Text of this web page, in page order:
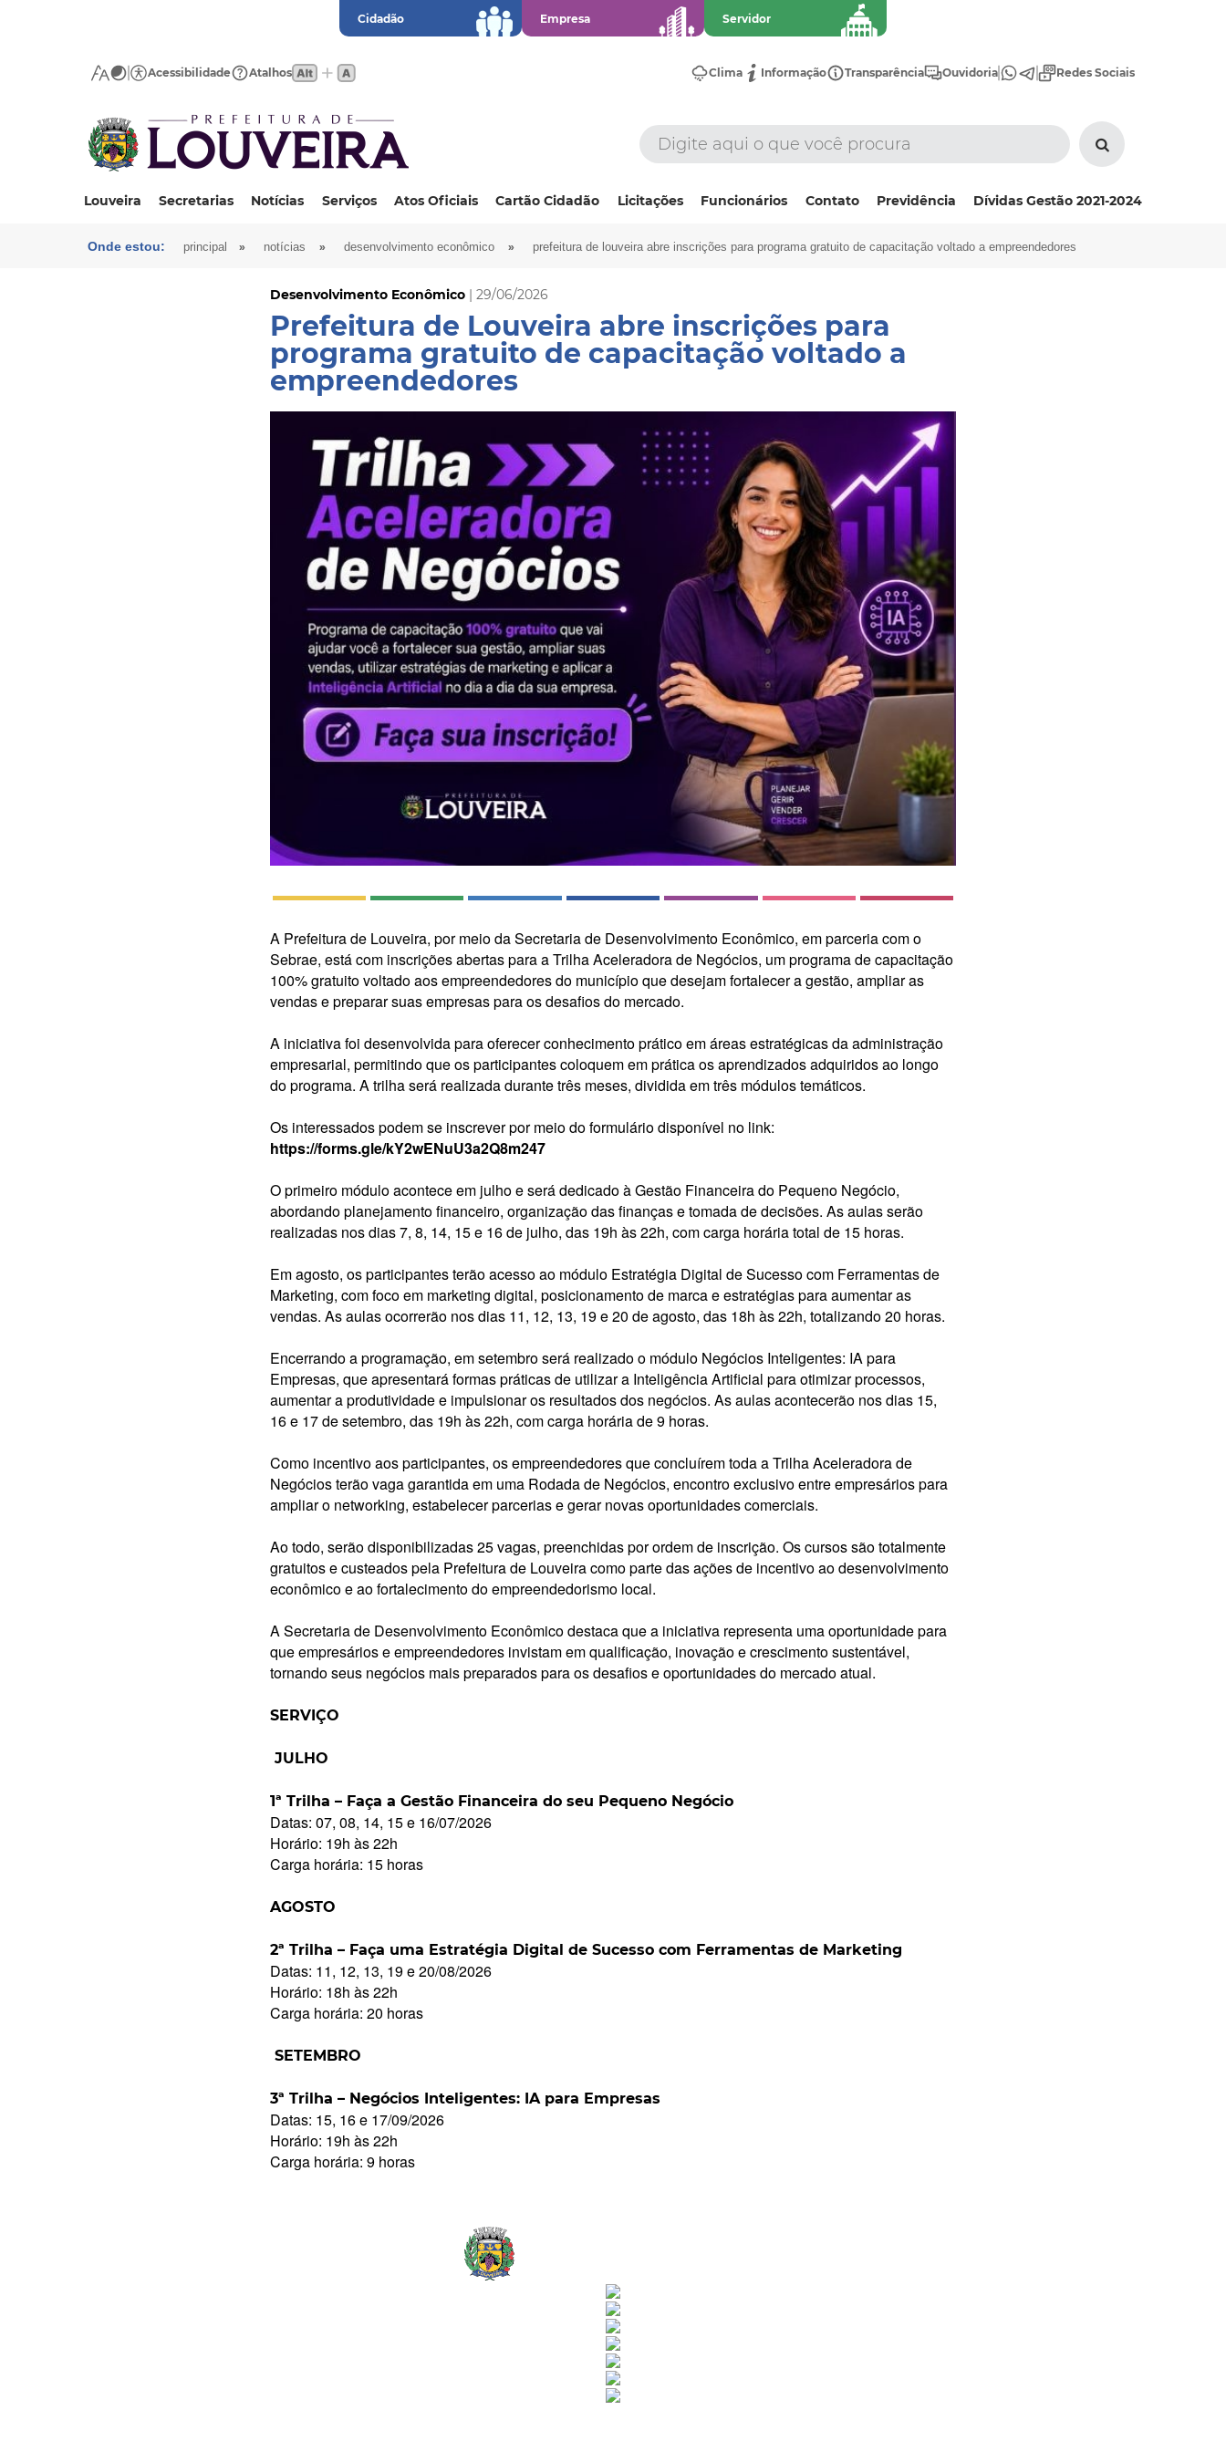
Cidadão Empresa Servidor
Acessibilidade Atalhos Clima Informação Transparência Ouvidoria Redes Sociais
Louveira Secretarias Notícias Serviços Atos Oficiais Cartão Cidadão Licitações Funcionários Contato Previdência Dívidas Gestão 2021-2024
Onde estou: principal » notícias » desenvolvimento econômico » prefeitura de louveira abre inscrições para programa gratuito de capacitação voltado a empreendedores
Desenvolvimento Econômico | 29/06/2026
Prefeitura de Louveira abre inscrições para
programa gratuito de capacitação voltado a
empreendedores
A Prefeitura de Louveira, por meio da Secretaria de Desenvolvimento Econômico, em parceria com o
Sebrae, está com inscrições abertas para a Trilha Aceleradora de Negócios, um programa de capacitação
100% gratuito voltado aos empreendedores do município que desejam fortalecer a gestão, ampliar as
vendas e preparar suas empresas para os desafios do mercado.
A iniciativa foi desenvolvida para oferecer conhecimento prático em áreas estratégicas da administração
empresarial, permitindo que os participantes coloquem em prática os aprendizados adquiridos ao longo
do programa. A trilha será realizada durante três meses, dividida em três módulos temáticos.
Os interessados podem se inscrever por meio do formulário disponível no link:
https://forms.gle/kY2wENuU3a2Q8m247
O primeiro módulo acontece em julho e será dedicado à Gestão Financeira do Pequeno Negócio,
abordando planejamento financeiro, organização das finanças e tomada de decisões. As aulas serão
realizadas nos dias 7, 8, 14, 15 e 16 de julho, das 19h às 22h, com carga horária total de 15 horas.
Em agosto, os participantes terão acesso ao módulo Estratégia Digital de Sucesso com Ferramentas de
Marketing, com foco em marketing digital, posicionamento de marca e estratégias para aumentar as
vendas. As aulas ocorrerão nos dias 11, 12, 13, 19 e 20 de agosto, das 18h às 22h, totalizando 20 horas.
Encerrando a programação, em setembro será realizado o módulo Negócios Inteligentes: IA para
Empresas, que apresentará formas práticas de utilizar a Inteligência Artificial para otimizar processos,
aumentar a produtividade e impulsionar os resultados dos negócios. As aulas acontecerão nos dias 15,
16 e 17 de setembro, das 19h às 22h, com carga horária de 9 horas.
Como incentivo aos participantes, os empreendedores que concluírem toda a Trilha Aceleradora de
Negócios terão vaga garantida em uma Rodada de Negócios, encontro exclusivo entre empresários para
ampliar o networking, estabelecer parcerias e gerar novas oportunidades comerciais.
Ao todo, serão disponibilizadas 25 vagas, preenchidas por ordem de inscrição. Os cursos são totalmente
gratuitos e custeados pela Prefeitura de Louveira como parte das ações de incentivo ao desenvolvimento
econômico e ao fortalecimento do empreendedorismo local.
A Secretaria de Desenvolvimento Econômico destaca que a iniciativa representa uma oportunidade para
que empresários e empreendedores invistam em qualificação, inovação e crescimento sustentável,
tornando seus negócios mais preparados para os desafios e oportunidades do mercado atual.
SERVIÇO
JULHO
1ª Trilha – Faça a Gestão Financeira do seu Pequeno Negócio
Datas: 07, 08, 14, 15 e 16/07/2026
Horário: 19h às 22h
Carga horária: 15 horas
AGOSTO
2ª Trilha – Faça uma Estratégia Digital de Sucesso com Ferramentas de Marketing
Datas: 11, 12, 13, 19 e 20/08/2026
Horário: 18h às 22h
Carga horária: 20 horas
SETEMBRO
3ª Trilha – Negócios Inteligentes: IA para Empresas
Datas: 15, 16 e 17/09/2026
Horário: 19h às 22h
Carga horária: 9 horas